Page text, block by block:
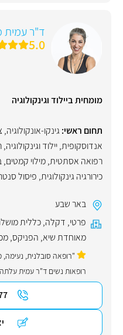
ד"ר עמית
5.0
מומחית ביילוד וגינקולוגיה
תחום ראשי: גינקו-אונקולוגיה,
אנדוסקופית,יילוד
רפואה אסתטית,מילוי קמטים,
כירורגיה גינקולוגית, פיסול
באר שבע
פרטי, דקלה,כללית
מאוחדת שיא, הפניקס,
"רופאה סובלנית,
רופאות נשים ד"ר עמית